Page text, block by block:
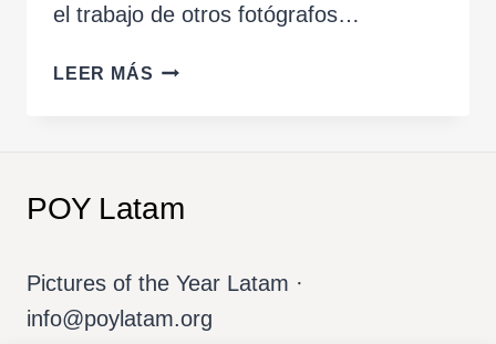
el trabajo de otros fotógrafos…
LEER MÁS RETAGUARDIA
POY Latam
Pictures of the Year Latam ·
info@poylatam.org